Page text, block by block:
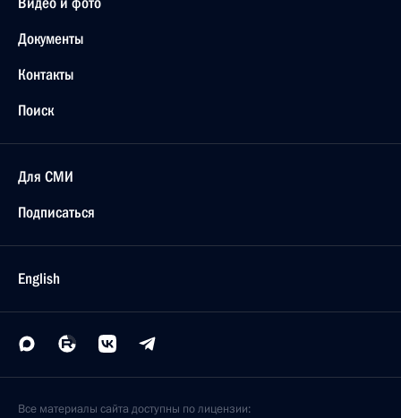
Документы
Контакты
Поиск
Для СМИ
Подписаться
English
Все материалы сайта доступны по лицензии: